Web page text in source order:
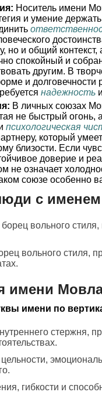
Носитель имени
и умение
но и общий
спокойный и
другим. В
и
надежность и
В личных союзах
не быстрый
психологическая
который
близости. Если
доверие и
не означает
союзе особенно
с
борец вольного
вольного стиля,
имени
имени по
стержня,
гибкости и